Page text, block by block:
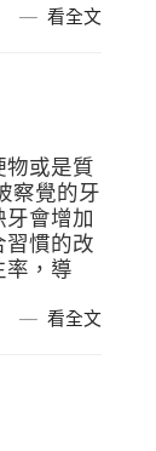
看全文
或是質
察覺的牙
會增加
慣的改
，導
看全文